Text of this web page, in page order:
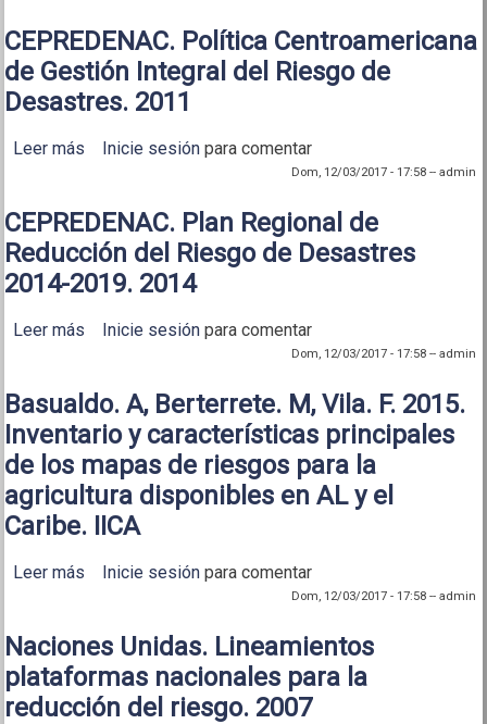
CEPREDENAC. Política Centroamericana
de Gestión Integral del Riesgo de
Desastres. 2011
Leer más sobre CEPREDENAC. Política Centroamericana de
Gestión Integral del Riesgo de Desastres. 2011
Inicie sesión para comentar
Dom, 12/03/2017 - 17:58-- admin
CEPREDENAC. Plan Regional de
Reducción del Riesgo de Desastres
2014-2019. 2014
Leer más sobre CEPREDENAC. Plan Regional de Reducción
del Riesgo de Desastres 2014-2019. 2014
Inicie sesión para comentar
Dom, 12/03/2017 - 17:58-- admin
Basualdo. A, Berterrete. M, Vila. F. 2015.
Inventario y características principales
de los mapas de riesgos para la
agricultura disponibles en AL y el
Caribe. IICA
Leer más sobre Basualdo. A, Berterrete. M, Vila. F. 2015.
Inventario y características principales de los
AL y el Caribe. IICA
Inicie sesión para comentar
Dom, 12/03/2017 - 17:58-- admin
Naciones Unidas. Lineamientos
plataformas nacionales para la
reducción del riesgo. 2007